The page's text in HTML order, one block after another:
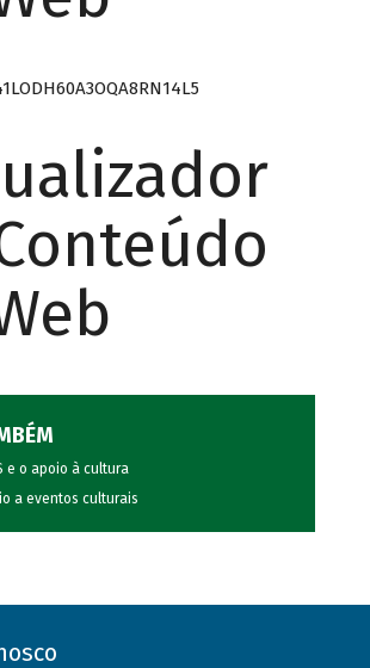
e o apoio à cultura
a eventos culturais